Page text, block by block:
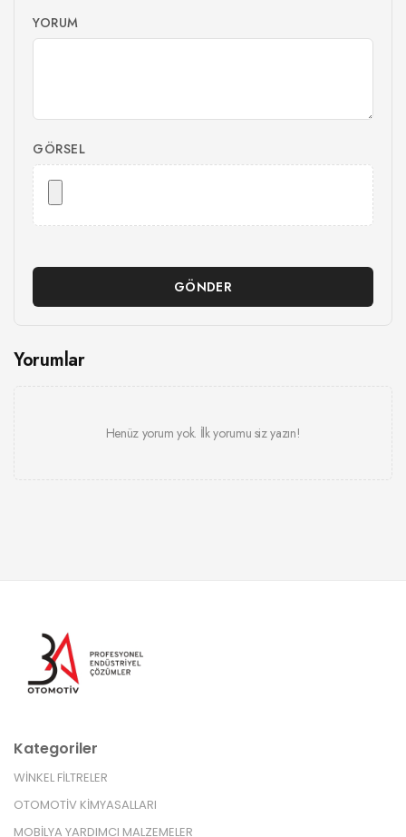
YORUM
GÖRSEL
GÖNDER
Yorumlar
Henüz yorum yok. İlk yorumu siz yazın!
Kategoriler
WİNKEL FİLTRELER
OTOMOTİV KİMYASALLARI
MOBİLYA YARDIMCI MALZEMELER